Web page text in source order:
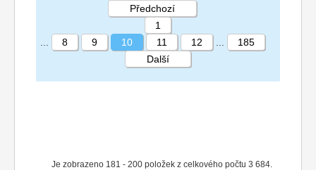
STRÁNKA 10 185
Je zobrazeno 181 - 200 položek z celkového počtu 3 684.
Předchozí
1
8 9 10 11 12
185
Další